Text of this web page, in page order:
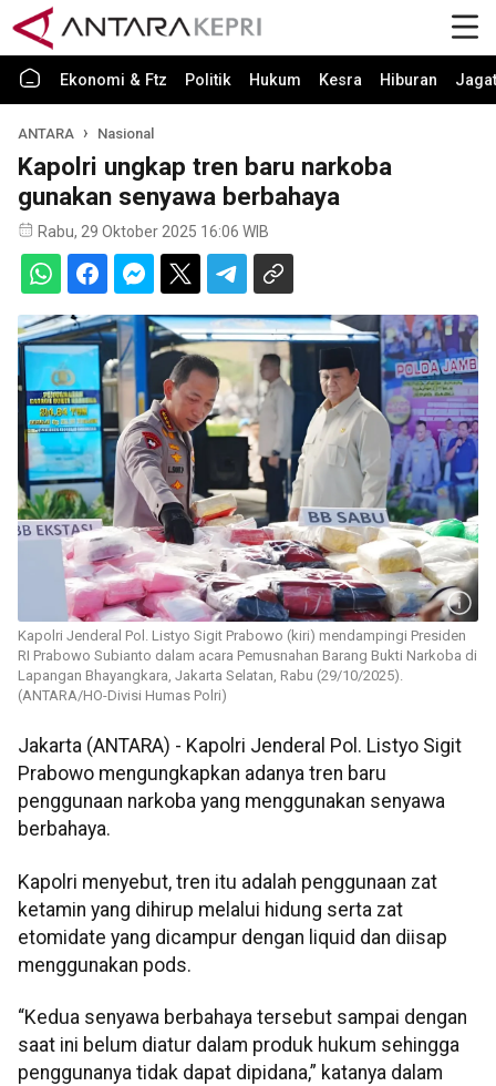
Ekonomi & Ftz Politik Hukum Kesra Hiburan Jagat
ANTARA Nasional
Kapolri ungkap tren baru narkoba
gunakan senyawa berbahaya
Rabu, 29 Oktober 2025 16:06 WIB
Kapolri Jenderal Pol. Listyo Sigit Prabowo (kiri) mendampingi Presiden
RI Prabowo Subianto dalam acara Pemusnahan Barang Bukti Narkoba di
Lapangan Bhayangkara, Jakarta Selatan, Rabu (29/10/2025).
(ANTARA/HO-Divisi Humas Polri)
Jakarta (ANTARA) - Kapolri Jenderal Pol. Listyo Sigit
Prabowo mengungkapkan adanya tren baru
penggunaan narkoba yang menggunakan senyawa
berbahaya.
Kapolri menyebut, tren itu adalah penggunaan zat
ketamin yang dihirup melalui hidung serta zat
etomidate yang dicampur dengan liquid dan diisap
menggunakan pods.
“Kedua senyawa berbahaya tersebut sampai dengan
saat ini belum diatur dalam produk hukum sehingga
penggunanya tidak dapat dipidana,” katanya dalam